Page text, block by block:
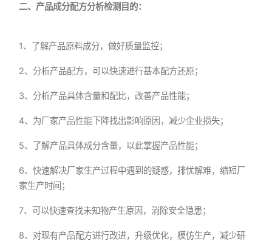
二、产品成分配方分析检测目的：
1、了解产品原料成分，做好质量监控；
2、分析产品配方，可以快速进行基本配方还原；
3、分析产品具体含量和配比，改善产品性能；
4、为厂家产品性能下降找出影响原因，减少企业损失；
5、了解产品具体成分含量，以此掌握产品性能；
6、快速解决厂家生产过程中遇到的疑惑，排忧解难，缩短厂
家生产时间；
7、可以快速查找未知物产生原因，消除安全隐患；
8、对现有产品配方进行改进，升级优化，模仿生产，减少研